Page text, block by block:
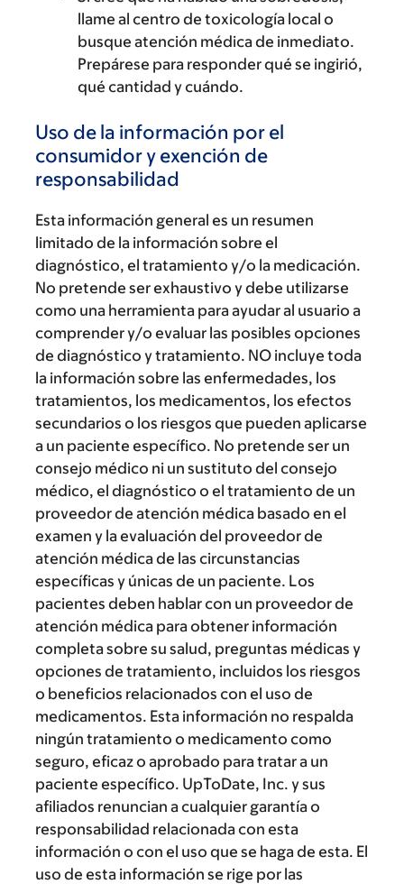
llame al centro de toxicología local o
busque atención médica de inmediato.
Prepárese para responder qué se ingirió,
qué cantidad y cuándo.
Uso de la información por el
consumidor y exención de
responsabilidad
Esta información general es un resumen
limitado de la información sobre el
diagnóstico, el tratamiento y/o la medicación.
No pretende ser exhaustivo y debe utilizarse
como una herramienta para ayudar al usuario a
comprender y/o evaluar las posibles opciones
de diagnóstico y tratamiento. NO incluye toda
la información sobre las enfermedades, los
tratamientos, los medicamentos, los efectos
secundarios o los riesgos que pueden aplicarse
a un paciente específico. No pretende ser un
consejo médico ni un sustituto del consejo
médico, el diagnóstico o el tratamiento de un
proveedor de atención médica basado en el
examen y la evaluación del proveedor de
atención médica de las circunstancias
específicas y únicas de un paciente. Los
pacientes deben hablar con un proveedor de
atención médica para obtener información
completa sobre su salud, preguntas médicas y
opciones de tratamiento, incluidos los riesgos
o beneficios relacionados con el uso de
medicamentos. Esta información no respalda
ningún tratamiento o medicamento como
seguro, eficaz o aprobado para tratar a un
paciente específico. UpToDate, Inc. y sus
afiliados renuncian a cualquier garantía o
responsabilidad relacionada con esta
información o con el uso que se haga de esta. El
uso de esta información se rige por las